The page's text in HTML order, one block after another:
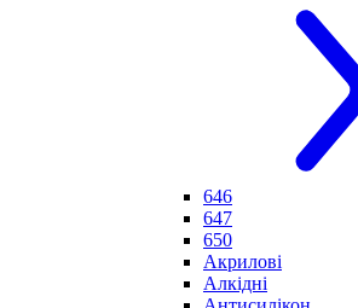
646
647
650
Акрилові
Алкідні